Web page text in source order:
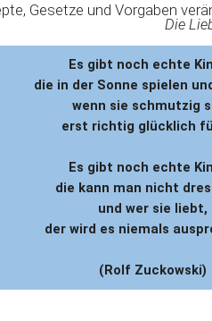
Gesetze und Vorgaben
Die
Es gibt noch echte
die in der Sonne spielen
wenn sie schmutzig
erst richtig glücklich
Es gibt noch echte
die kann man nicht
und wer sie liebt,
der wird es niemals
(Rolf Zuckowski)